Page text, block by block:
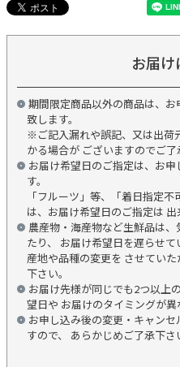
お届け
期間限定商品以外の商品は、お
致します。
※ご記入漏れや誤記、又は出荷
かる場合が ございますのでご了
お届け希望日のご指定は、お
す。
「フルーツ」等、「着日指定
は、お届け希望日のご指定は 出
農産物・海産物など生鮮品は
たり、 お届け希望日を遅らせて
産地や品種の変更を させてい
下さい。
お届け先様が同じでも2つ以上
望日や お届けのタイミングが異
お申し込み後の変更・キャン
すので、 あらかじめご了承下さ